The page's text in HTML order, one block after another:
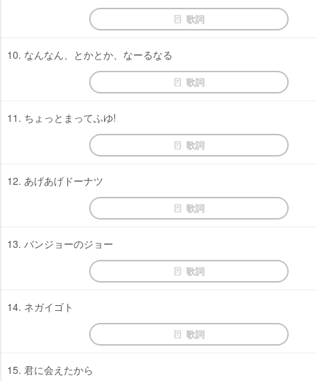
歌詞
10. なんなん、とかとか、なーるなる
歌詞
11. ちょっとまってふゆ!
歌詞
12. あげあげドーナツ
歌詞
13. バンジョーのジョー
歌詞
14. ネガイゴト
歌詞
15. 君に会えたから